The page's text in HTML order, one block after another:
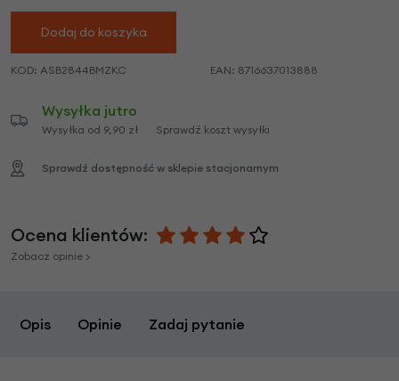
Dodaj do koszyka
KOD: ASB2844BMZKC EAN: 8716637013888
Wysyłka jutro
Wysyłka od 9,90 zł Sprawdź koszt wysyłki
Sprawdź dostępność w sklepie stacjonarnym
Ocena klientów:
Zobacz opinie >
Opis Opinie Zadaj pytanie